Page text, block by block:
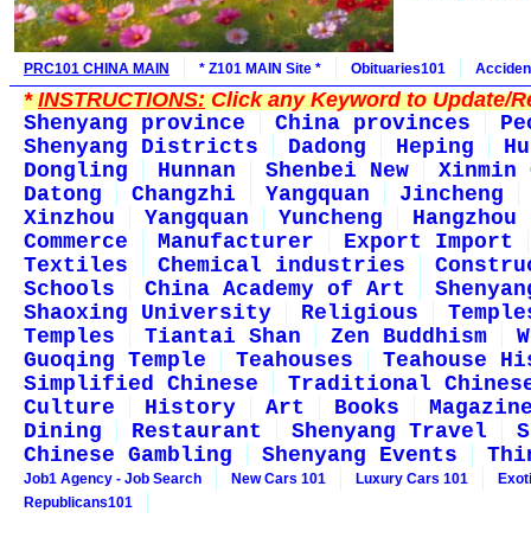
PRC101 CHINA MAIN * Z101 MAIN Site * Obituaries101
*INSTRUCTIONS:Click any Keyword to Update/
Shenyang province
China provinces
Shenyang Districts
Dadong Heping
Dongling
Hunnan Shenbei New
Xinmin
Datong
Changzhi Yangquan
Jincheng
Xinzhou
Yangquan Yuncheng
Hangzhou
Commerce
Manufacturer
Export Import
Textiles
Chemical industries
Schools
China Academy of Art
Shaoxing University
Religious
Temples
Tiantai Shan Zen Buddhism
Guoqing Temple
Teahouses
Teahouse
Simplified Chinese
Traditional
Culture
History Art Books
Dining
Restaurant Shenyang Travel
Chinese Gambling
Shenyang Events
Job1 Agency - Job Search New Cars 101 Luxury Cars 101
Republicans101